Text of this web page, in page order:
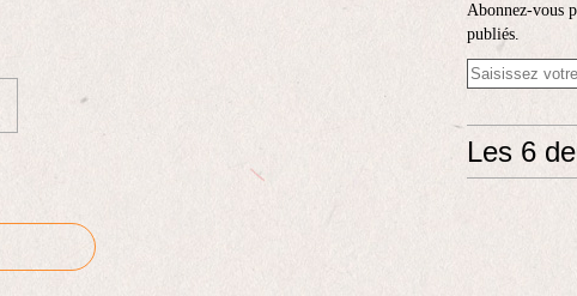
Abonnez-vous
publiés.
Les 6